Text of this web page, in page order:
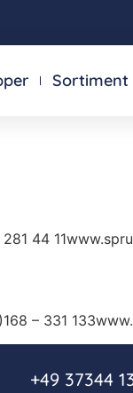
Sortiment
44
– 331
+49 37344